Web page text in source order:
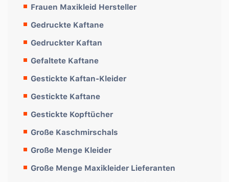
Frauen Maxikleid Hersteller
Gedruckte Kaftane
Gedruckter Kaftan
Gefaltete Kaftane
Gestickte Kaftan-Kleider
Gestickte Kaftane
Gestickte Kopftücher
Große Kaschmirschals
Große Menge Kleider
Große Menge Maxikleider Lieferanten